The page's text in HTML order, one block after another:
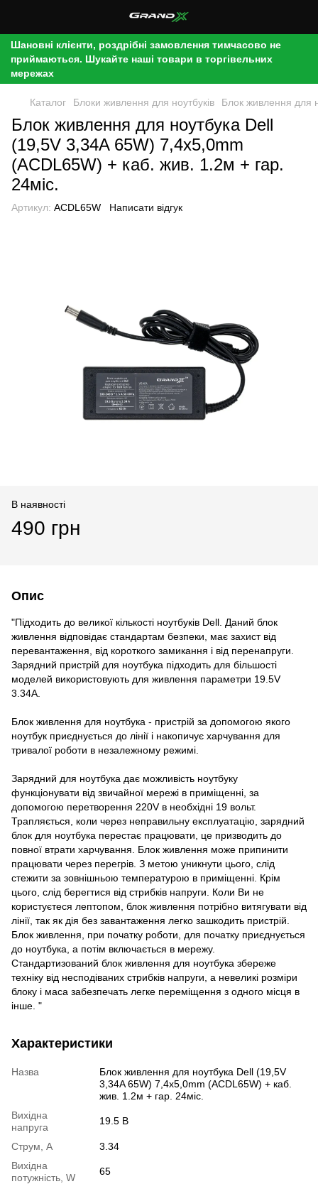
Шановні клієнти, роздрібні замовлення тимчасово не
приймаються. Шукайте наші товари в торгівельних
мережах
Каталог Блоки живлення для ноутбуків Блок живлення для
Блок живлення для ноутбука Dell
(19,5V 3,34A 65W) 7,4x5,0mm
(ACDL65W) + каб. жив. 1.2м + гар.
24міс.
Артикул: ACDL65W Написати відгук
В наявності
490 грн
Опис
"Підходить до великої кількості ноутбуків Dell. Даний блок
живлення відповідає стандартам безпеки, має захист від
перевантаження, від короткого замикання і від перенапруги.
Зарядний пристрій для ноутбука підходить для більшості
моделей використовують для живлення параметри 19.5V
3.34A.
Блок живлення для ноутбука - пристрій за допомогою якого
ноутбук приєднується до лінії і накопичує харчування для
тривалої роботи в незалежному режимі.
Зарядний для ноутбука дає можливість ноутбуку
функціонувати від звичайної мережі в приміщенні, за
допомогою перетворення 220V в необхідні 19 вольт.
Трапляється, коли через неправильну експлуатацію, зарядний
блок для ноутбука перестає працювати, це призводить до
повної втрати харчування. Блок живлення може припинити
працювати через перегрів. З метою уникнути цього, слід
стежити за зовнішньою температурою в приміщенні. Крім
цього, слід берегтися від стрибків напруги. Коли Ви не
користуєтеся лептопом, блок живлення потрібно витягувати від
лінії, так як дія без завантаження легко зашкодить пристрій.
Блок живлення, при початку роботи, для початку приєднується
до ноутбука, а потім включається в мережу.
Стандартизований блок живлення для ноутбука збереже
техніку від несподіваних стрибків напруги, а невеликі розміри
блоку і маса забезпечать легке переміщення з одного місця в
інше. "
Характеристики
Назва
Блок живлення для ноутбука Dell (19,5V
3,34A 65W) 7,4x5,0mm (ACDL65W) + каб.
жив. 1.2м + гар. 24міс.
Вихідна
напруга
19.5 В
Струм, A
3.34
Вихідна
потужність, W
65